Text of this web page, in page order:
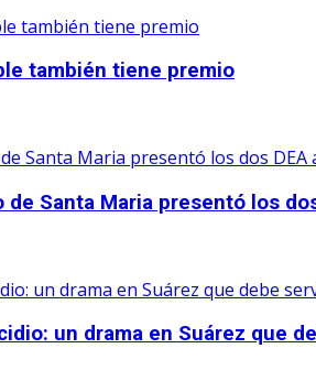
también tiene premio
de Santa Maria presentó los
un drama en Suárez que